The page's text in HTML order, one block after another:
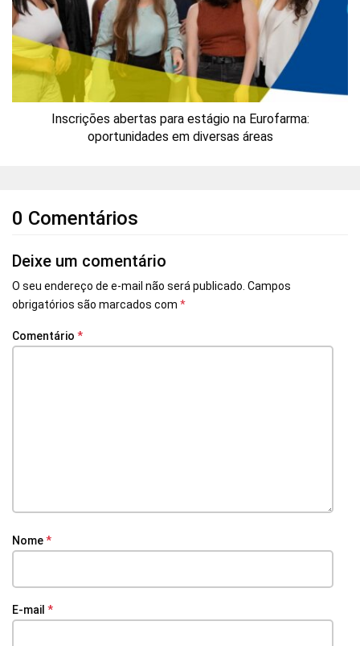
Inscrições abertas para estágio na Eurofarma:
oportunidades em diversas áreas
0 Comentários
Deixe um comentário
O seu endereço de e-mail não será publicado. Campos
obrigatórios são marcados com *
Comentário *
Nome*
E-mail *